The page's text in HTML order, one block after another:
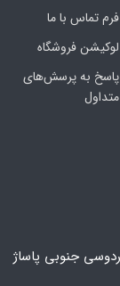
فرم تماس با ما
لوکیشن فروشگاه
پاسخ به پرسش‌های
متداول
جنوبی پاساژ